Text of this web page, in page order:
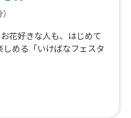
花好きな人も、はじめて
める「いけばなフェスタ
も実施。
な花器をお手頃価格で販